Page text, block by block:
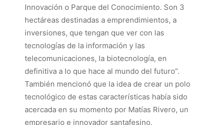
Innovación o Parque del Conocimiento. Son 3
hectáreas destinadas a emprendimientos, a
inversiones, que tengan que ver con las
tecnologías de la información y las
telecomunicaciones, la biotecnología, en
definitiva a lo que hace al mundo del futuro”.
También mencionó que la idea de crear un polo
tecnológico de estas características había sido
acercada en su momento por Matías Rivero, un
empresario e innovador santafesino.